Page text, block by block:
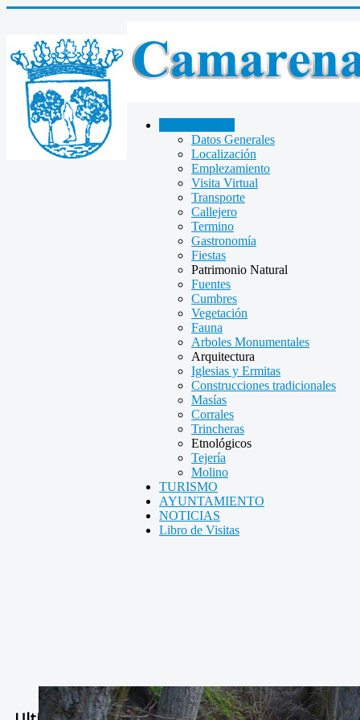
Datos Generales
Localización
Emplezamiento
Visita Virtual
Transporte
Callejero
Termino
Gastronomía
Fiestas
Patrimonio Natural
Fuentes
Cumbres
Vegetación
Fauna
Arboles Monumentales
Arquitectura
Iglesias y Ermitas
Construcciones tradicionales
Masías
Corrales
Trincheras
Etnológicos
Tejería
Molino
TURISMO
AYUNTAMIENTO
NOTICIAS
Libro de Visitas